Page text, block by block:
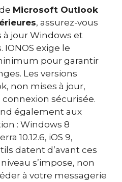
Microsoft Outlook
, assurez-vous
jour Windows et
exige le
pour garantir
Les versions
non mises à jour,
sécurisée.
également aux
: Windows 8
10.12.6, iOS 9,
datent d’avant ces
s’impose, non
à votre messagerie